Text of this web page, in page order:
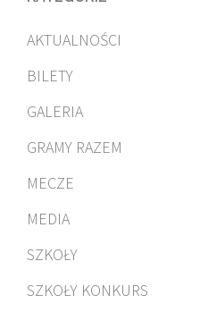
AKTUALNOŚCI
BILETY
GALERIA
GRAMY RAZEM
MECZE
MEDIA
SZKOŁY
SZKOŁY KONKURS